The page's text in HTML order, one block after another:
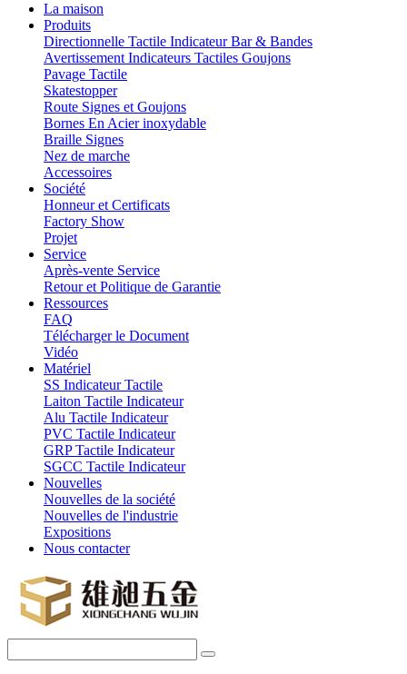
La maison
Produits
Directionnelle Tactile Indicateur Bar & Bandes
Avertissement Indicateurs Tactiles Goujons
Pavage Tactile
Skatestopper
Route Signes et Goujons
Bornes En Acier inoxydable
Braille Signes
Nez de marche
Accessoires
Société
Honneur et Certificats
Factory Show
Projet
Service
Après-vente Service
Retour et Politique de Garantie
Ressources
FAQ
Télécharger le Document
Vidéo
Matériel
SS Indicateur Tactile
Laiton Tactile Indicateur
Alu Tactile Indicateur
PVC Tactile Indicateur
GRP Tactile Indicateur
SGCC Tactile Indicateur
Nouvelles
Nouvelles de la société
Nouvelles de l'industrie
Expositions
Nous contacter